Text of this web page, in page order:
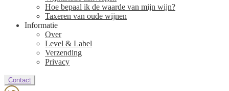
Hoe bepaal ik de waarde van mijn wijn?
Taxeren van oude wijnen
Informatie
Over
Level & Label
Verzending
Privacy
Contact